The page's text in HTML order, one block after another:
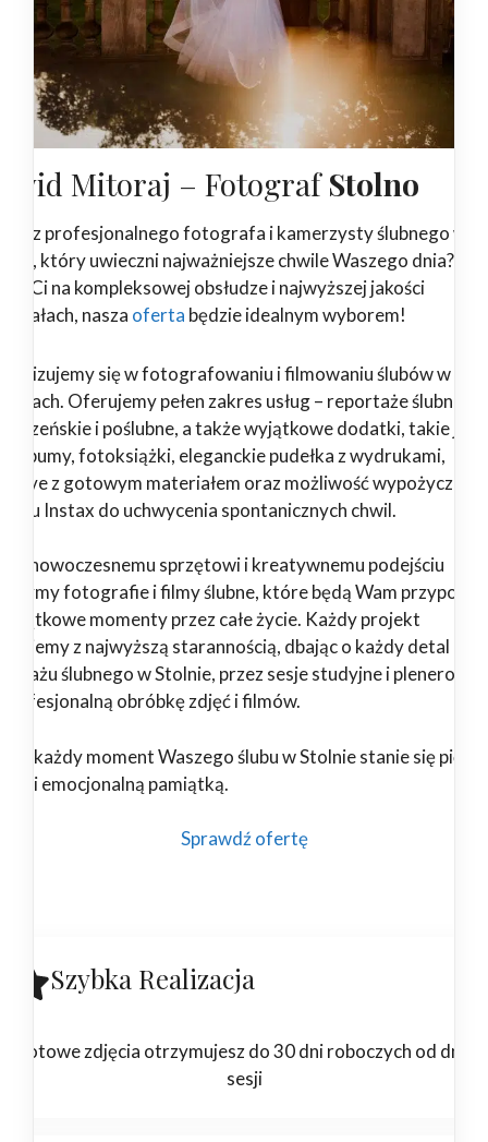
Mitoraj – FotografStolno
profesjonalnego fotografa i kamerzysty ślubnego w
który uwieczni najważniejsze chwile Waszego dnia?
Ci na kompleksowej obsłudze i najwyższej jakości
nasza oferta będzie idealnym wyborem!
się w fotografowaniu i filmowaniu ślubów w
Oferujemy pełen zakres usług – reportaże ślubne,
i poślubne, a także wyjątkowe dodatki, takie jak
fotoksiążki, eleganckie pudełka z wydrukami,
z gotowym materiałem oraz możliwość wypożyczenia
Instax do uchwycenia spontanicznych chwil.
nowoczesnemu sprzętowi i kreatywnemu podejściu
fotografie i filmy ślubne, które będą Wam
momenty przez całe życie. Każdy projekt
z najwyższą starannością, dbając o każdy detal – od
ślubnego w Stolnie, przez sesje studyjne i plenerowe,
obróbkę zdjęć i filmów.
każdy moment Waszego ślubu w Stolnie stanie się
i emocjonalną pamiątką.
Sprawdź ofertę
Szybka Realizacja
Gotowe zdjęcia otrzymujesz do 30 dni roboczych od dnia
sesji